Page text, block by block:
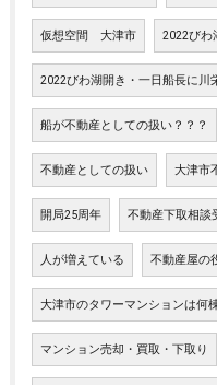
仮想空間 大津市 2022びわ
2022びわ湖開き・一日船長に川
船が不動産としての扱い？？？
不動産としての扱い 大津市
開局25周年 不動産下取相談
人が増えている 不動産屋の
大津市のタワーマンションは何
マンション売却・買取・下取り